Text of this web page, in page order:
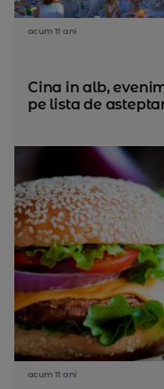
acum 11 ani
Cina in alb,
pe lista de
acum 11 ani